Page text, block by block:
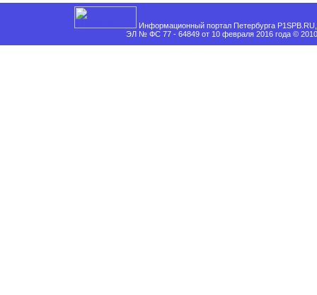
Информационный портал Петербурга
ЭЛ № ФС 77 - 64849 от 10 февраля 2016 года ©